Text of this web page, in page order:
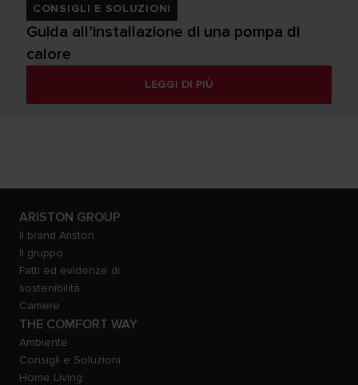
CONSIGLI E SOLUZIONI
Guida all’installazione di una pompa di
calore
LEGGI DI PIÙ
ARISTON GROUP
Il brand Ariston
Il gruppo
Fatti ed evidenze di
sostenibilità
Carriere
THE COMFORT WAY
Ambiente
Consigli e Soluzioni
Home Living